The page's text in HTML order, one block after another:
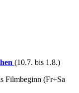
(10.7. bis 1.8.)
Filmbeginn (Fr+Sa